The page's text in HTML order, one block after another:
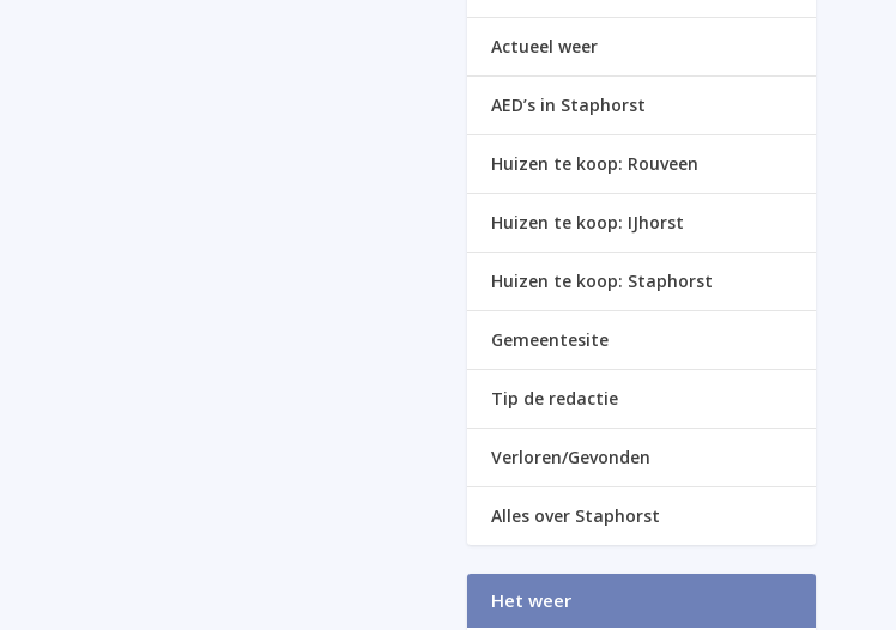
Actueel weer
AED’s in Staphorst
Huizen te koop: Rouveen
Huizen te koop: IJhorst
Huizen te koop: Staphorst
Gemeentesite
Tip de redactie
Verloren/Gevonden
Alles over Staphorst
Het weer